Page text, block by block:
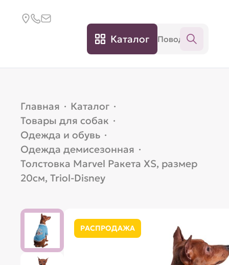
Каталог
Главная · Каталог ·
Товары для собак ·
Одежда и обувь ·
Одежда демисезонная ·
Толстовка Marvel Ракета XS, размер
20см, Triol-Disney
РАСПРОДАЖА